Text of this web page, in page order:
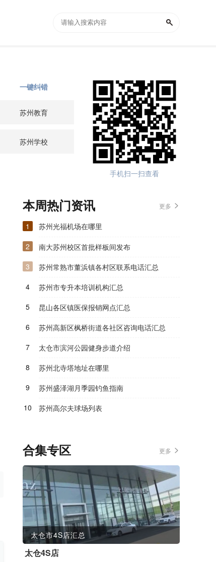
手机扫一扫查看
苏州教育
苏州学校
一键纠错
本周热门资讯 更多
1
苏州光福机场在哪里
2
南大苏州校区首批样板间发布
3
苏州常熟市董浜镇各村区联系电话汇总
4
苏州市专升本培训机构汇总
5
昆山各区镇医保报销网点汇总
6
苏州高新区枫桥街道各社区咨询电话汇总
7
太仓市滨河公园健身步道介绍
8
苏州北寺塔地址在哪里
9
苏州盛泽湖月季园钓鱼指南
10
苏州高尔夫球场列表
合集专区 更多
太仓市4S店汇总
太仓4S店